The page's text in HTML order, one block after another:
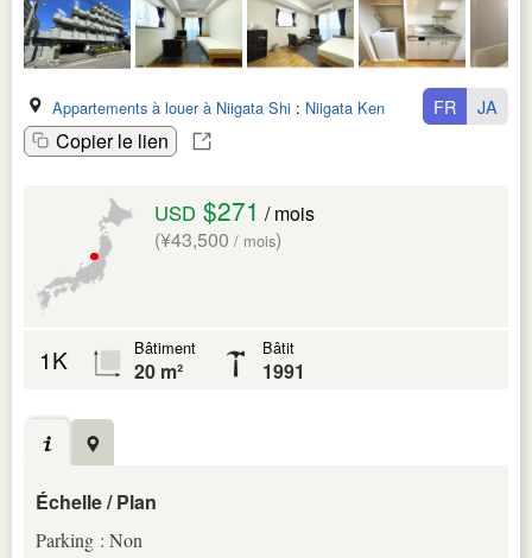
Appartements à louer à Niigata Shi : Niigata Ken
Copier le lien
FR JA
USD $271 / mois
(¥43,500 / mois)
1K Bâtiment
20 m²
Bâtit
1991
Échelle / Plan
Parking : Non